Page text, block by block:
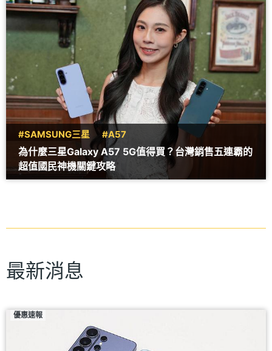
#SAMSUNG三星 #A57
為什麼三星Galaxy A57 5G值得買？台灣銷售五連霸的
超值國民神機關鍵攻略
最新消息
優惠速報